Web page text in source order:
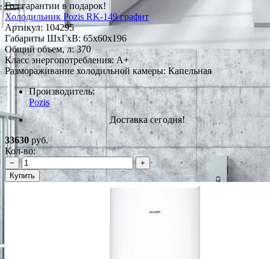
Год гарантии в подарок!
Холодильник Pozis RK-149 графит
Артикул: 104295
Габариты ШxГxВ: 65x60x196
Общий объем, л: 370
Класс энергопотребления: A+
Размораживание холодильной камеры: Капельная
Производитель:
Pozis
Доставка сегодня!
33630 руб.
Кол-во:
−
+
Купить